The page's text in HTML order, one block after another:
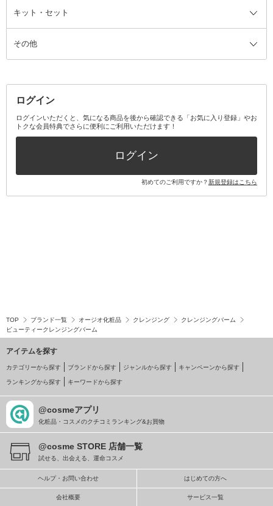
ファンデーション・パウダーケー
ス
ミラー・鏡
アロマキャンドル
消臭剤・芳香剤
その他美容家電
レッグウェア
オーラルケア全て
歯ブラシ
その他オーラルケア
キット・セット
キット・セット全て
ボディケアキット
その他キット・セット
その他
ログイン
ログインいただくと、気になる商品を後から確認できる「お気に入り登録」やお
トクな会員特典でさらに便利にご利用いただけます！
ログイン
初めてのご利用ですか？新規登録はこちら
TOP ブランド一覧 オージオ化粧品 クレンジング
クレンジングバーム
ビューティークレンジングバーム
アイテムを探す
カテゴリーから探す ブランドから探す ジャンルから探す キャンペーンから探す
ランキングから探す キーワードから探す
@cosmeアプリ
化粧品・コスメのクチコミランキング&お買物
@cosme STORE 店舗一覧
試せる、出会える、運命コスメ
ヘルプ・お問い合わせ はじめての方へ
会社概要 サービス一覧